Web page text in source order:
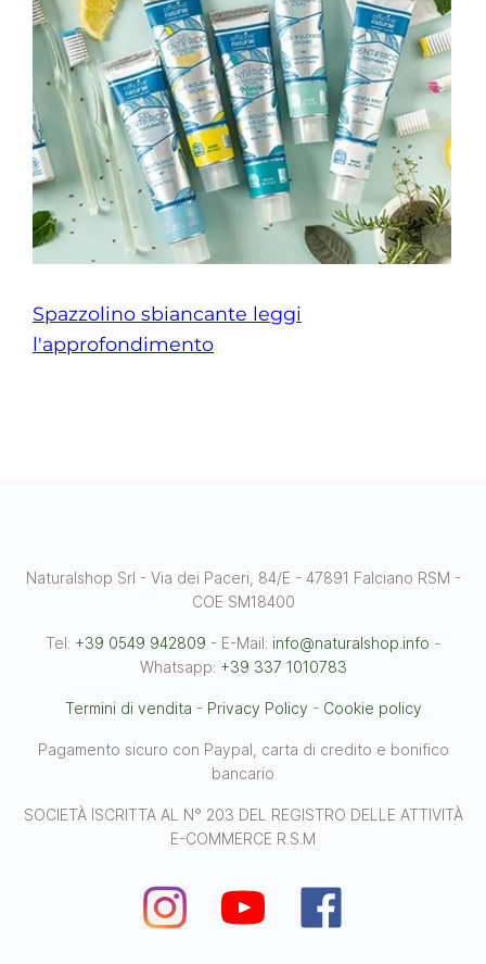
Spazzolino sbiancante leggi
l'approfondimento
Naturalshop Srl - Via dei Paceri, 84/E - 47891 Falciano RSM -
COE SM18400
Tel: +39 0549 942809 - E-Mail: info@naturalshop.info -
Whatsapp: +39 337 1010783
Termini di vendita - Privacy Policy - Cookie policy
Pagamento sicuro con Paypal, carta di credito e bonifico
bancario
SOCIETÀ ISCRITTA AL N° 203 DEL REGISTRO DELLE ATTIVITÀ
E-COMMERCE R.S.M